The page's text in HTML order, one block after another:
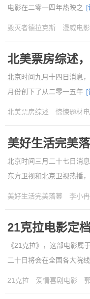
电影在二零一四年热映之 [
毁灭者德拉克斯 漫威电影
北美票房综述
北京时间九月十四日消息
月份创下了从二零一五年 [
北美票房综述 惊悚题材
美好生活完美
北京时间三月二十七日消
东方卫视和北京卫视热播
美好生活完美落幕 李小冉
21克拉电影定
《21克拉》，这部电影属
二十日将会在全国各大院
21克拉 爱情喜剧电影